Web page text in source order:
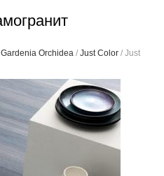
Gardenia Orchidea / Just Color / Just